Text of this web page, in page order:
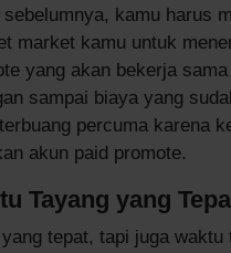
kamu harus
market kamu untuk
yang akan bekerja sama
sampai biaya yang
percuma karena
akun paid promote.
Tayang yang
tepat, tapi juga waktu